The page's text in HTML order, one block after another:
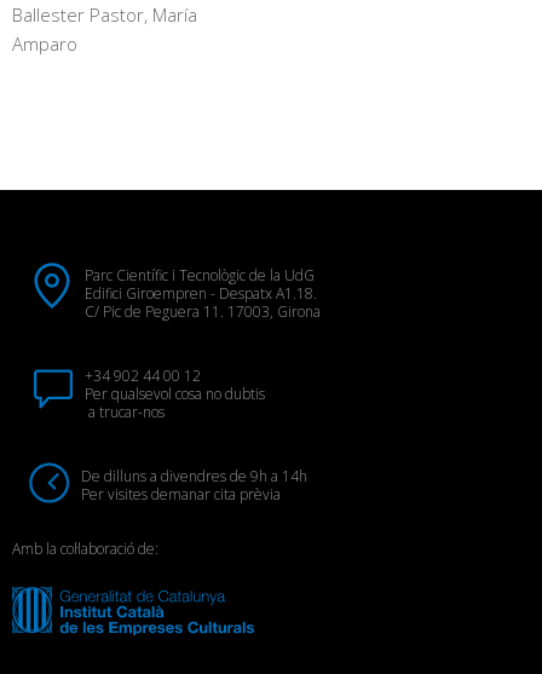
Ballester Pastor, María
Amparo
Parc Científic i Tecnològic de la UdG
Edifici Giroempren - Despatx A1.18.
C/ Pic de Peguera 11. 17003, Girona
+34 902 44 00 12
Per qualsevol cosa no dubtis
a trucar-nos
De dilluns a divendres de 9h a 14h
Per visites demanar cita prèvia
Amb la col·laboració de: